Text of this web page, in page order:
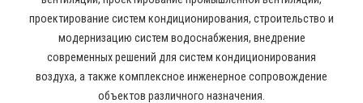
проектирование систем кондиционирования, строительство и
модернизацию систем водоснабжения, внедрение
современных решений для систем кондиционирования
воздуха, а также комплексное инженерное сопровождение
объектов различного назначения.